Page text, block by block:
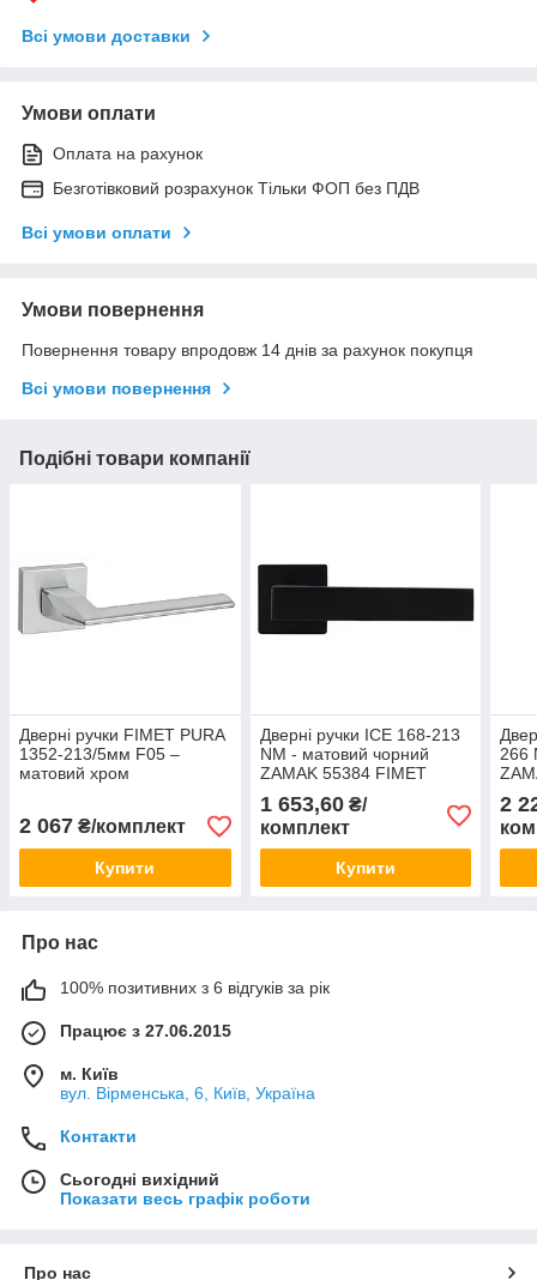
Всі умови доставки
Умови оплати
Оплата на рахунок
Безготівковий розрахунок Тільки ФОП без ПДВ
Всі умови оплати
Умови повернення
Повернення товару впродовж 14 днів за рахунок покупця
Всі умови повернення
Подібні товари компанії
Дверні ручки FIMET PURA
1352-213/5мм F05 –
матовий хром
2 067 ₴/комплект
Купити
Дверні ручки ICE 168-213
NM - матовий чорний
ZAMAK 55384 FIMET
Італія
1 653,60₴/
комплект
Купити
266
2
Про нас
100% позитивних з 6 відгуків за рік
Працює з 27.06.2015
м. Київ
вул. Вірменська, 6, Київ, Україна
Контакти
Сьогодні вихідний
Показати весь графік роботи
Про нас